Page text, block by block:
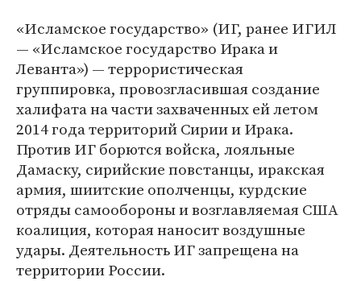
«Исламское государство» (ИГ, ранее ИГИЛ
— «Исламское государство Ирака и
Леванта») — террористическая
группировка, провозгласившая создание
халифата на части захваченных ей летом
2014 года территорий Сирии и Ирака.
Против ИГ борются войска, лояльные
Дамаску, сирийские повстанцы, иракская
армия, шиитские ополченцы, курдские
отряды самообороны и возглавляемая США
коалиция, которая наносит воздушные
удары. Деятельность ИГ запрещена на
территории России.